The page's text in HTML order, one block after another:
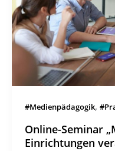
#Medienpädagogik,
Online-Seminar
Einrichtungen